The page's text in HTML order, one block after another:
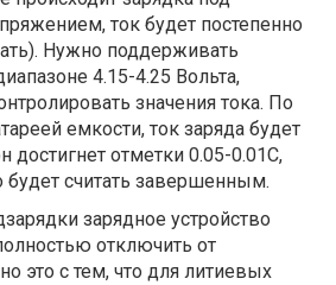
ток будет постепенно
Нужно поддерживать
4.15-4.25 Вольта,
значения тока. По
емкости, ток заряда будет
достигнет отметки 0.05-0.01С,
считать завершенным.
зарядное устройство
отключить от
это с тем, что для литиевых